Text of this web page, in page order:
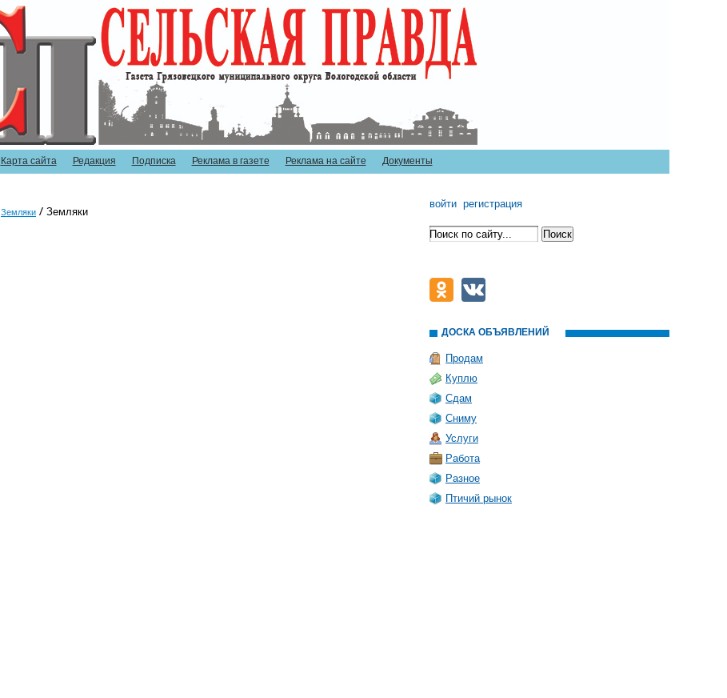
Карта сайта Редакция Подписка Реклама в газете Реклама на сайте Документы
Земляки Земляки
войти регистрация
ДОСКА ОБЪЯВЛЕНИЙ
Продам
Куплю
Сдам
Сниму
Услуги
Работа
Разное
Птичий рынок